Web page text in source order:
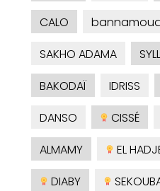
CALO
SAKHO ADAMA
BAKODAÏ
IDRISS
DANSO
CISSÉ
ALMAMY
EL
DIABY